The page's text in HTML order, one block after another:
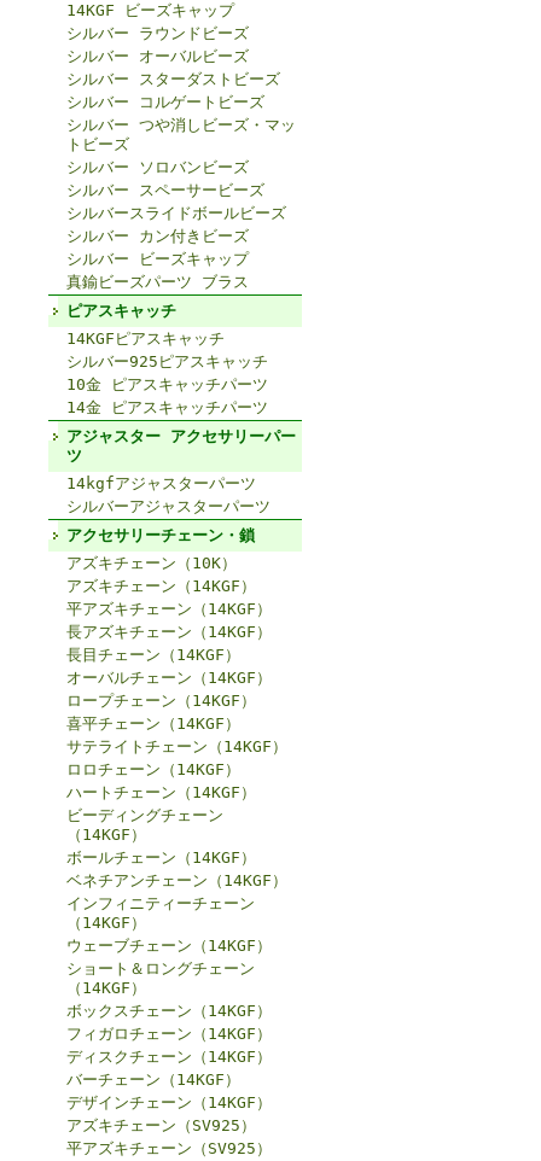
14KGF ビーズキャップ
シルバー ラウンドビーズ
シルバー オーバルビーズ
シルバー スターダストビーズ
シルバー コルゲートビーズ
シルバー つや消しビーズ・マッ
トビーズ
シルバー ソロバンビーズ
シルバー スペーサービーズ
シルバースライドボールビーズ
シルバー カン付きビーズ
シルバー ビーズキャップ
真鍮ビーズパーツ ブラス
ピアスキャッチ
14KGFピアスキャッチ
シルバー925ピアスキャッチ
10金 ピアスキャッチパーツ
14金 ピアスキャッチパーツ
アジャスター アクセサリーパー
ツ
14kgfアジャスターパーツ
シルバーアジャスターパーツ
アクセサリーチェーン・鎖
アズキチェーン（10K）
アズキチェーン（14KGF）
平アズキチェーン（14KGF）
長アズキチェーン（14KGF）
長目チェーン（14KGF）
オーバルチェーン（14KGF）
ロープチェーン（14KGF）
喜平チェーン（14KGF）
サテライトチェーン（14KGF）
ロロチェーン（14KGF）
ハートチェーン（14KGF）
ビーディングチェーン
（14KGF）
ボールチェーン（14KGF）
ベネチアンチェーン（14KGF）
インフィニティーチェーン
（14KGF）
ウェーブチェーン（14KGF）
ショート＆ロングチェーン
（14KGF）
ボックスチェーン（14KGF）
フィガロチェーン（14KGF）
ディスクチェーン（14KGF）
バーチェーン（14KGF）
デザインチェーン（14KGF）
アズキチェーン（SV925）
平アズキチェーン（SV925）